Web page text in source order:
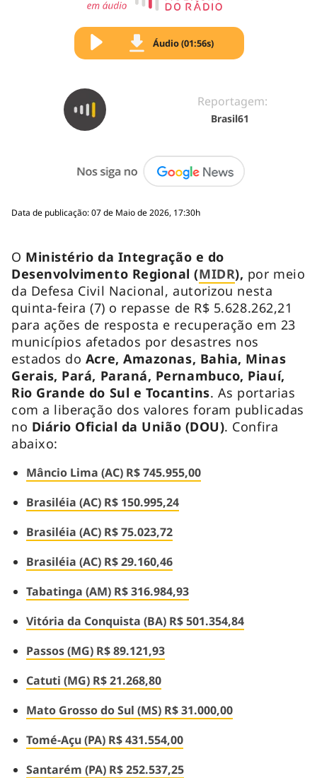
Áudio (01:56s)
Reportagem:
Brasil61
Data de publicação: 07 de Maio de 2026, 17:30h
O Ministério da Integração e do
Desenvolvimento Regional (MIDR), por meio
da Defesa Civil Nacional, autorizou nesta
quinta-feira (7) o repasse de R$ 5.628.262,21
para ações de resposta e recuperação em 23
municípios afetados por desastres nos
estados do Acre, Amazonas, Bahia, Minas
Gerais, Pará, Paraná, Pernambuco, Piauí,
Rio Grande do Sul e Tocantins. As portarias
com a liberação dos valores foram publicadas
no Diário Oficial da União (DOU). Confira
abaixo:
Mâncio Lima (AC) R$ 745.955,00
Brasiléia (AC) R$ 150.995,24
Brasiléia (AC) R$ 75.023,72
Brasiléia (AC) R$ 29.160,46
Tabatinga (AM) R$ 316.984,93
Vitória da Conquista (BA) R$ 501.354,84
Passos (MG) R$ 89.121,93
Catuti (MG) R$ 21.268,80
Mato Grosso do Sul (MS) R$ 31.000,00
Tomé-Açu (PA) R$ 431.554,00
Santarém (PA) R$ 252.537,25